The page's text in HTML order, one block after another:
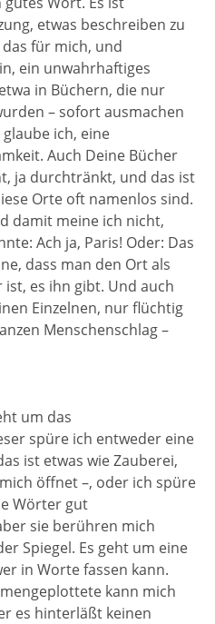
etwas beschreiben zu
für mich, und
ein unwahrhaftiges
in Büchern, die nur
– sofort ausmachen
ich, eine
Auch Deine Bücher
ja durchtränkt, und das ist
Orte oft namenlos sind.
damit meine ich nicht,
Ach ja, Paris! Oder: Das
dass man den Ort als
es ihn gibt. Und auch
Einzelnen, nur flüchtig
Menschenschlag –
um das
spüre ich entweder eine
ist etwas wie Zauberei,
öffnet –, oder ich spüre
Wörter gut
sie berühren mich
Spiegel. Es geht um eine
in Worte fassen kann.
kann mich
es hinterläßt keinen